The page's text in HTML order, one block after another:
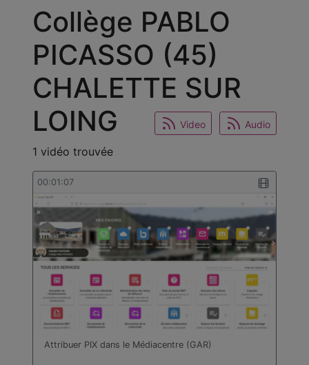
Collège PABLO
PICASSO (45)
CHALETTE SUR
LOING
Video Audio
1 vidéo trouvée
00:01:07
Attribuer PIX dans le Médiacentre (GAR)